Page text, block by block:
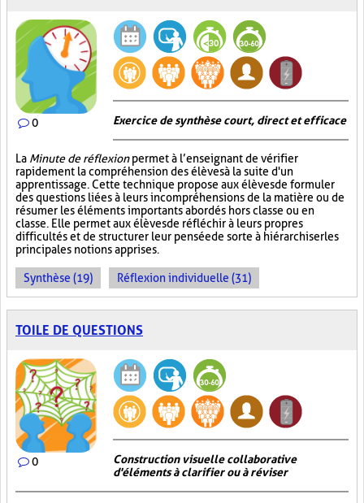
0 Exercice de synthèse court, direct et efficace
La Minute de réflexionpermet à l’enseignant de vérifier
rapidement la compréhension des élèves à la suite d'un
apprentissage. Cette technique propose aux élèves de formuler
des questions liées à leurs incompréhensions de la matière ou de
résumer les éléments importants abordés hors classe ou en
classe. Elle permet aux élèves de réfléchir à leurs propres
difficultés et de structurer leur pensée de sorte à hiérarchiser les
principales notions apprises.
Synthèse (19) Réflexion individuelle (31)
TOILE DE QUESTIONS
0
Construction visuelle collaborative
d'éléments à clarifier ou à réviser